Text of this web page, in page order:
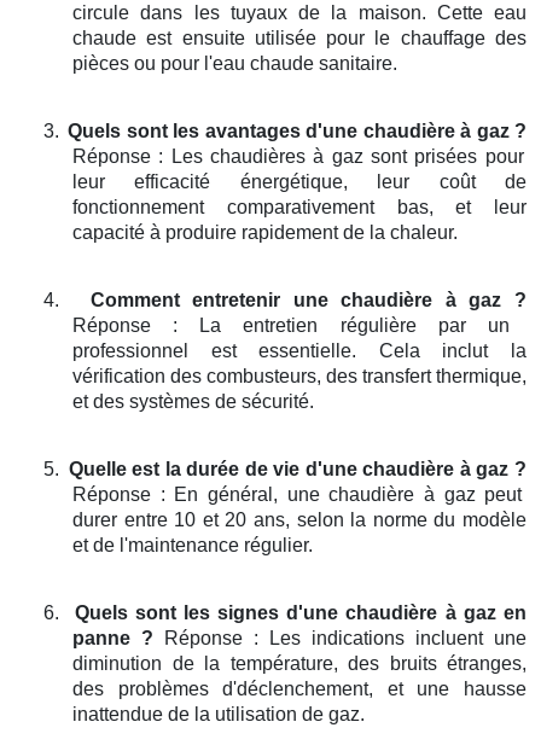
circule dans les tuyaux de la maison. Cette eau
chaude est ensuite utilisée pour le chauffage des
pièces ou pour l'eau chaude sanitaire.
3. Quels sont les avantages d'une chaudière à gaz ?
Réponse : Les chaudières à gaz sont prisées pour
leur efficacité énergétique, leur coût de
fonctionnement comparativement bas, et leur
capacité à produire rapidement de la chaleur.
4.
Comment entretenir une chaudière à gaz ?
Réponse : La entretien régulière par un
professionnel est essentielle. Cela inclut la
vérification des combusteurs, des transfert thermique,
et des systèmes de sécurité.
5. Quelle est la durée de vie d'une chaudière à gaz ?
Réponse : En général, une chaudière à gaz peut
durer entre 10 et 20 ans, selon la norme du modèle
et de l'maintenance régulier.
6.
Quels sont les signes d'une chaudière à gaz en
panne ? Réponse : Les indications incluent une
diminution de la température, des bruits étranges,
des problèmes d'déclenchement, et une hausse
inattendue de la utilisation de gaz.